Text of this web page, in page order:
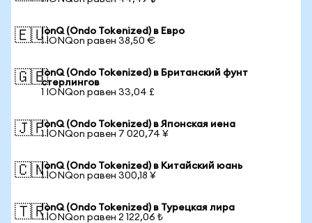
🇪🇺IonQ (Ondo Tokenized) в Евро
1 IONQon равен 38,50 €
🇬🇧IonQ (Ondo Tokenized) в Британский фунт
стерлингов
1 IONQon равен 33,04 £
🇯🇵IonQ (Ondo Tokenized) в Японская иена
1 IONQon равен 7 020,74 ¥
🇨🇳IonQ (Ondo Tokenized) в Китайский юань
1 IONQon равен 300,18 ¥
🇹🇷IonQ (Ondo Tokenized) в Турецкая лира
1 IONQon равен 2 122,06 ₺